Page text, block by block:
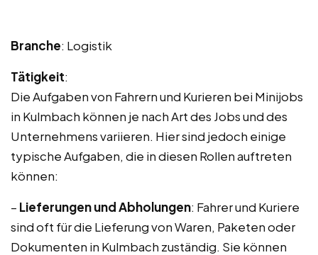
Branche: Logistik
Tätigkeit:
Die Aufgaben von Fahrern und Kurieren bei Minijobs
in Kulmbach können je nach Art des Jobs und des
Unternehmens variieren. Hier sind jedoch einige
typische Aufgaben, die in diesen Rollen auftreten
können:
– Lieferungen und Abholungen: Fahrer und Kuriere
sind oft für die Lieferung von Waren, Paketen oder
Dokumenten in Kulmbach zuständig. Sie können